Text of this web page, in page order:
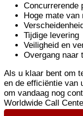
Concurrerende
Hoge mate van
Tijdige levering
Veiligheid en
Overgang naar
Als u klaar bent om
en de efficiëntie van
om vandaag nog
Worldwide Call